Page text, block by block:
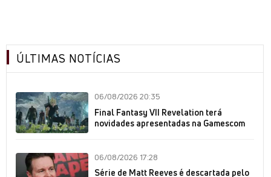
ÚLTIMAS NOTÍCIAS
06/08/2026 20:35
Final Fantasy VII Revelation terá
novidades apresentadas na Gamescom
06/08/2026 17:28
Série de Matt Reeves é descartada pelo